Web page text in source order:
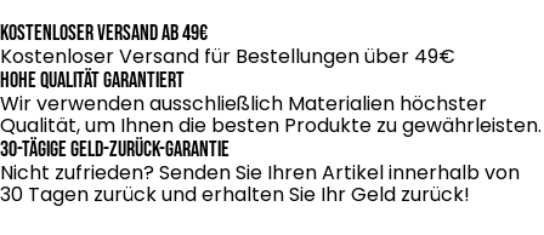
Kostenloser Versand ab 49€
Kostenloser Versand für Bestellungen über 49€
Hohe Qualität garantiert
Wir verwenden ausschließlich Materialien höchster
Qualität, um Ihnen die besten Produkte zu gewährleisten.
30-tägige Geld-zurück-Garantie
Nicht zufrieden? Senden Sie Ihren Artikel innerhalb von
30 Tagen zurück und erhalten Sie Ihr Geld zurück!